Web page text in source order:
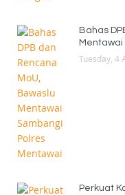
Bahas
Mentawai
Tuesday, 4
Perkuat